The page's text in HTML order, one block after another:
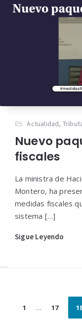
Actualidad,
Nuevo
fiscales
La ministra de
Montero, ha
medidas fiscales
sistema […]
Sigue Leyendo
1 … 17